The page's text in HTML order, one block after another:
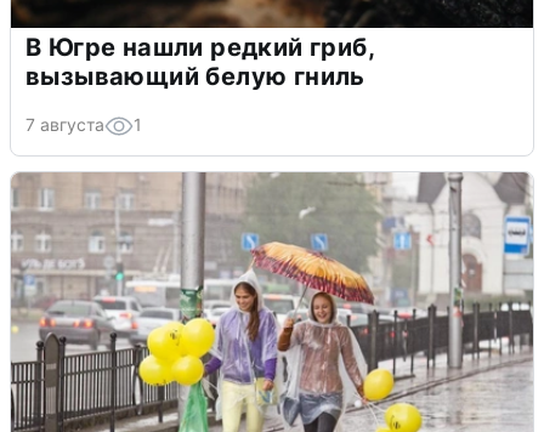
В Югре нашли редкий гриб,
вызывающий белую гниль
7 августа 1